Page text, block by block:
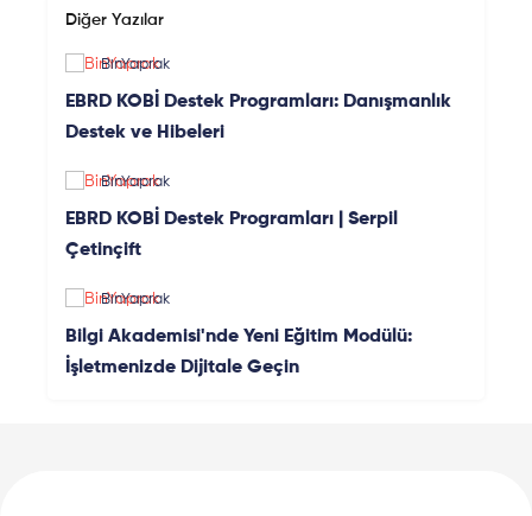
Diğer Yazılar
BinYaprak
EBRD KOBİ Destek Programları: Danışmanlık
Destek ve Hibeleri
BinYaprak
EBRD KOBİ Destek Programları | Serpil
Çetinçift
BinYaprak
Bilgi Akademisi'nde Yeni Eğitim Modülü:
İşletmenizde Dijitale Geçin